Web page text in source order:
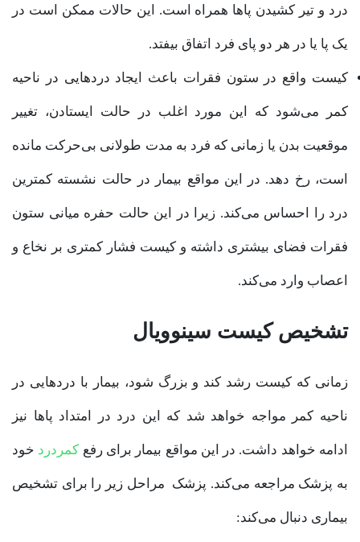
درد و تیر کشیدن پاها همراه است. این حالات ممکن است در
یک پا یا در هر دو پای فرد اتفاق بیفتد.
کیست واقع در ستون فقرات باعث ایجاد دردهایی در ناحیه
کمر می‌شود که این مورد اغلب در حالت ایستادن، تغییر
موقعیت بدن یا زمانی که فرد به مدت طولانی بی‌حرکت مانده
است، رخ دهد. در این مواقع بیمار در حالت نشسته کمترین
درد را احساس می‌کند. زیرا در این حالت حفره میانی ستون
فقرات فضای بیشتری داشته و کیست فشار کمتری بر نخاع و
اعصاب وارد می‌کند.
تشخیص کیست سینوویال
زمانی که کیست رشد کند و بزرگ شود، بیمار با دردهایی در
ناحیه کمر مواجه خواهد شد که این درد در امتداد پاها نیز
ادامه خواهد داشت. در این مواقع بیمار برای رفع کمردرد خود
به پزشک مراجعه می‌کند. پزشک مراحل زیر را برای تشخیص
بیماری دنبال می‌کند: